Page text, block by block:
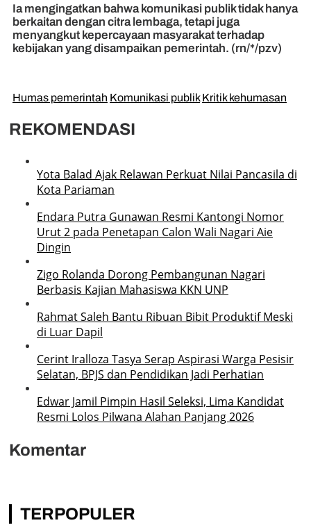
Ia mengingatkan bahwa komunikasi publik tidak hanya
berkaitan dengan citra lembaga, tetapi juga
menyangkut kepercayaan masyarakat terhadap
kebijakan yang disampaikan pemerintah. (rn/*/pzv)
Humas pemerintah Komunikasi publik Kritik kehumasan
REKOMENDASI
Yota Balad Ajak Relawan Perkuat Nilai Pancasila di
Kota Pariaman
Endara Putra Gunawan Resmi Kantongi Nomor
Urut 2 pada Penetapan Calon Wali Nagari Aie
Dingin
Zigo Rolanda Dorong Pembangunan Nagari
Berbasis Kajian Mahasiswa KKN UNP
Rahmat Saleh Bantu Ribuan Bibit Produktif Meski
di Luar Dapil
Cerint Iralloza Tasya Serap Aspirasi Warga Pesisir
Selatan, BPJS dan Pendidikan Jadi Perhatian
Edwar Jamil Pimpin Hasil Seleksi, Lima Kandidat
Resmi Lolos Pilwana Alahan Panjang 2026
Komentar
TERPOPULER